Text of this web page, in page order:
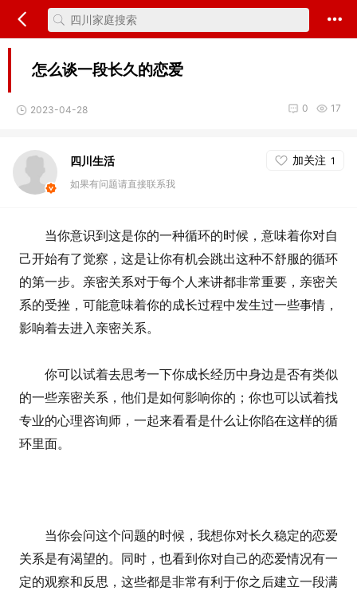
怎么谈一段长久的恋爱
2023-04-28 17
0
四川生活 加关注 1
如果有问题请直接联系我
当你意识到这是你的一种循环的时候，意味着你对自
己开始有了觉察，这是让你有机会跳出这种不舒服的循环
的第一步。亲密关系对于每个人来讲都非常重要，亲密关
系的受挫，可能意味着你的成长过程中发生过一些事情，
影响着去进入亲密关系。
你可以试着去思考一下你成长经历中身边是否有类似
的一些亲密关系，他们是如何影响你的；你也可以试着找
专业的心理咨询师，一起来看看是什么让你陷在这样的循
环里面。
当你会问这个问题的时候，我想你对长久稳定的恋爱
关系是有渴望的。同时，也看到你对自己的恋爱情况有一
定的观察和反思，这些都是非常有利于你之后建立一段满